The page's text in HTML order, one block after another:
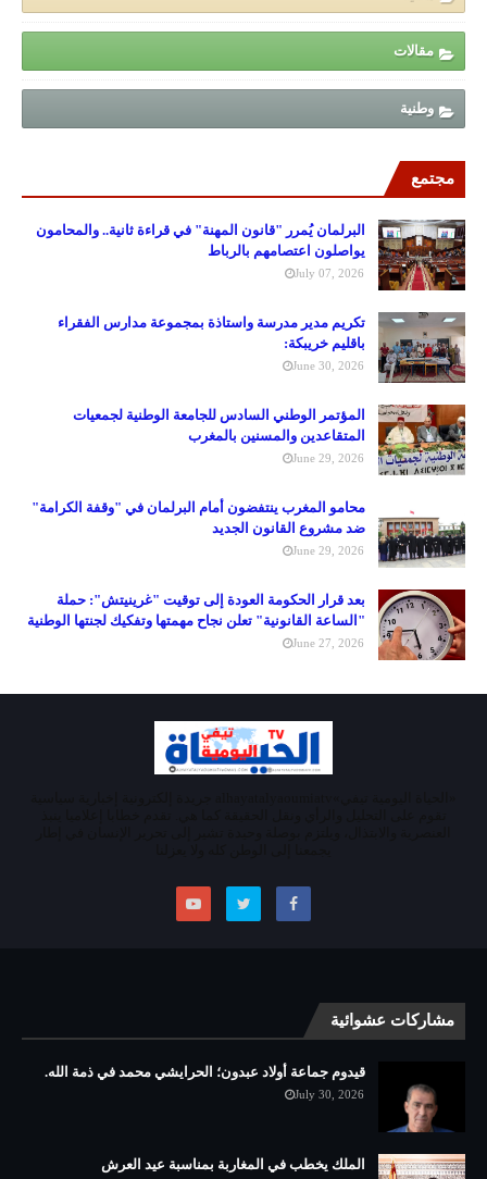
مقالات
وطنية
مجتمع
البرلمان يُمرر "قانون المهنة" في قراءة ثانية.. والمحامون
يواصلون اعتصامهم بالرباط
July 07, 2026
تكريم مدير مدرسة واستاذة بمجموعة مدارس الفقراء
باقليم خريبكة:
June 30, 2026
المؤتمر الوطني السادس للجامعة الوطنية لجمعيات
المتقاعدين والمسنين بالمغرب
June 29, 2026
محامو المغرب ينتفضون أمام البرلمان في "وقفة الكرامة"
ضد مشروع القانون الجديد
June 29, 2026
بعد قرار الحكومة العودة إلى توقيت "غرينيتش": حملة
"الساعة القانونية" تعلن نجاح مهمتها وتفكيك لجنتها الوطنية
June 27, 2026
مشاركات عشوائية
قيدوم جماعة أولاد عبدون؛ الحرايشي محمد في ذمة الله.
July 30, 2026
الملك يخطب في المغاربة بمناسبة عيد العرش